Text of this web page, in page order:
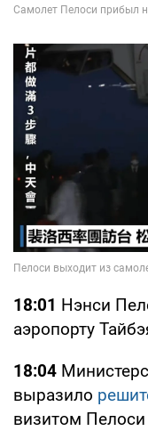
18:01 Нэнси
аэропорту
18:04
выразило
визитом Пелоси